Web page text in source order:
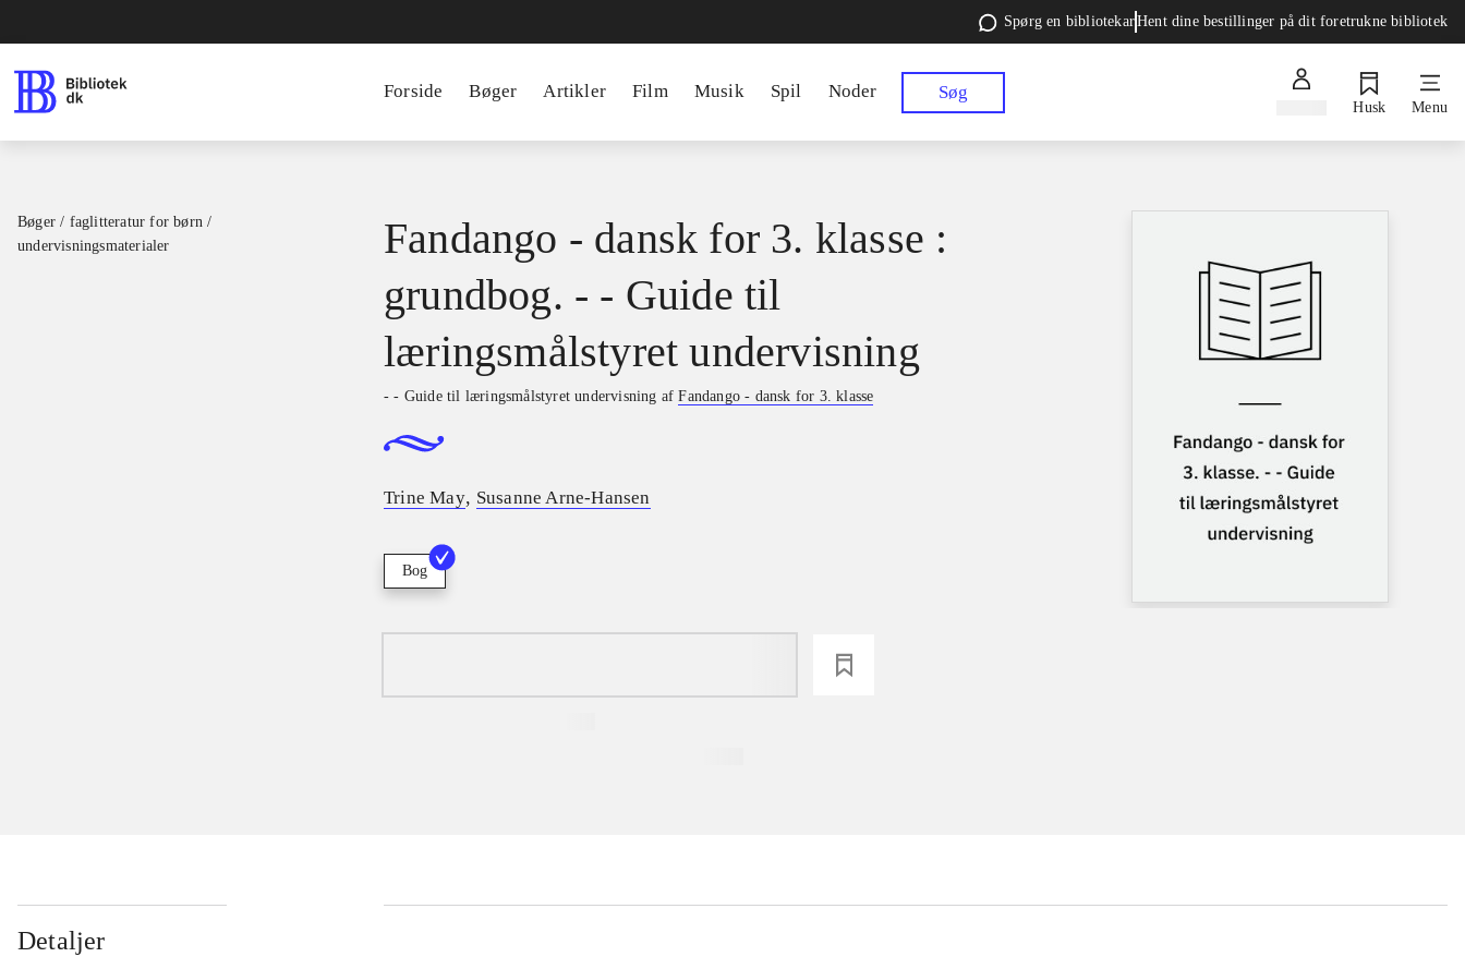
Spørg en bibliotekarHent dine bestillinger på dit foretrukne bibliotek
Forside Bøger Artikler Film Musik Spil Noder Søg
Husk Menu
Bøger / faglitteratur for børn /
undervisningsmaterialer
Fandango - dansk for 3. klasse :
grundbog. - - Guide til
læringsmålstyret undervisning
- - Guide til læringsmålstyret undervisning afFandango - dansk for 3. klasse
Trine May, Susanne Arne-Hansen
Bog
Detaljer